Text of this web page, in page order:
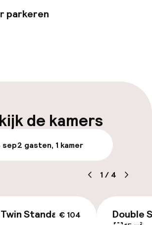
parkeren
out mogelijk
dag
de kamers
sep2 gasten, 1 kamer
1 / 4
€ 104
Standard Double